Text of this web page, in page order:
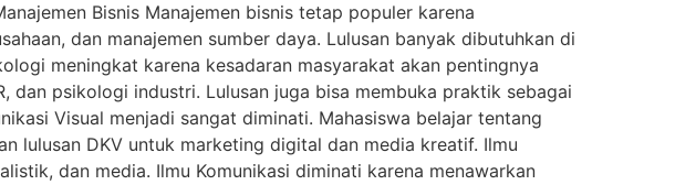
Bisnis Manajemen bisnis tetap populer karena
dan manajemen sumber daya. Lulusan banyak dibutuhkan di
meningkat karena kesadaran masyarakat akan pentingnya
dan psikologi industri. Lulusan juga bisa membuka praktik sebagai
Visual menjadi sangat diminati. Mahasiswa belajar tentang
lulusan DKV untuk marketing digital dan media kreatif. Ilmu
dan media. Ilmu Komunikasi diminati karena menawarkan